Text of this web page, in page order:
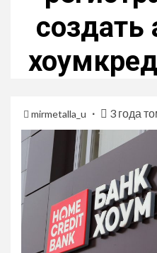
создать
mirmetalla_u 3 года